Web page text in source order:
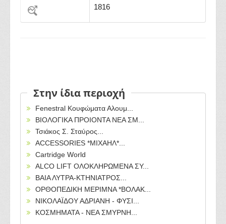
1816
Στην ίδια περιοχή
Fenestral Κουφώματα Αλουμ...
ΒΙΟΛΟΓΙΚΑ ΠΡΟΙΟΝΤΑ ΝΕΑ ΣΜ...
Τσιάκος Σ. Σταύρος...
ACCESSORIES *ΜΙΧΑΗΛ*...
Cartridge World
ALCO LIFT ΟΛΟΚΛΗΡΩΜΕΝΑ ΣΥ...
ΒΑΙΑ ΛΥΤΡΑ-ΚΤΗΝΙΑΤΡΟΣ...
ΟΡΘΟΠΕΔΙΚΗ ΜΕΡΙΜΝΑ *ΒΟΛΑΚ...
ΝΙΚΟΛΑΪΔΟΥ ΑΔΡΙΑΝΗ - ΦΥΣΙ...
ΚΟΣΜΗΜΑΤΑ - ΝΕΑ ΣΜΥΡΝΗ...